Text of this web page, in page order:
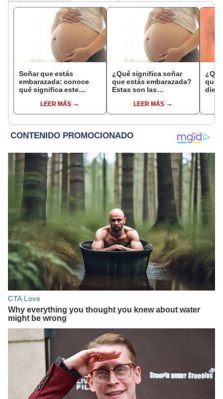
Soñar que estás
embarazada: conoce
qué significa este
LEER MÁS
¿Qué significa soñar
que estás embarazada?
Estas son las
comunesLEER MÁS
que